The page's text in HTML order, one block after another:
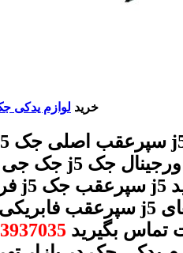
خرید لوازم یدکی
تماس بگیرید